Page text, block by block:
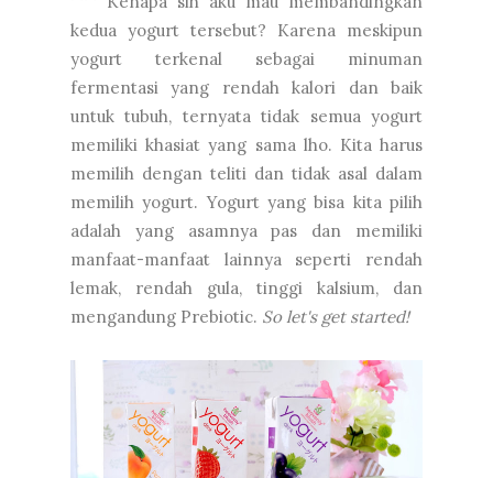
kedua yogurt tersebut? Karena meskipun
yogurt terkenal sebagai minuman
fermentasi yang rendah kalori dan baik
untuk tubuh, ternyata tidak semua yogurt
memiliki khasiat yang sama lho. Kita harus
memilih dengan teliti dan tidak asal dalam
memilih yogurt. Yogurt yang bisa kita pilih
adalah yang asamnya pas dan memiliki
manfaat-manfaat lainnya seperti rendah
lemak, rendah gula, tinggi kalsium, dan
mengandung Prebiotic. So let's get started!